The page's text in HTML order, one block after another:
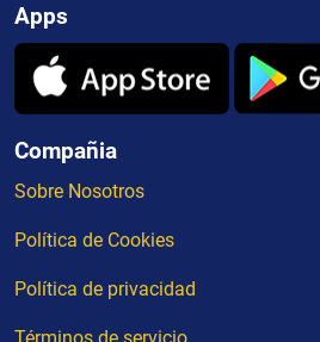
Apps
Compañia
Sobre Nosotros
Política de Cookies
Política de privacidad